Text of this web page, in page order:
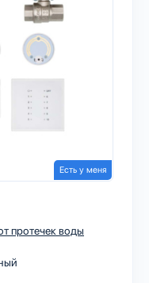
Есть у меня
протечек воды